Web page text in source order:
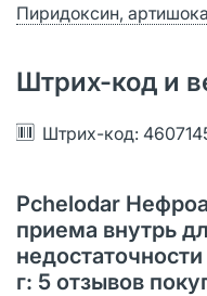
Пиридоксин,
Штрих-код и
Штрих-код:
Pchelodar
приема внутрь
г: 5 отзывов